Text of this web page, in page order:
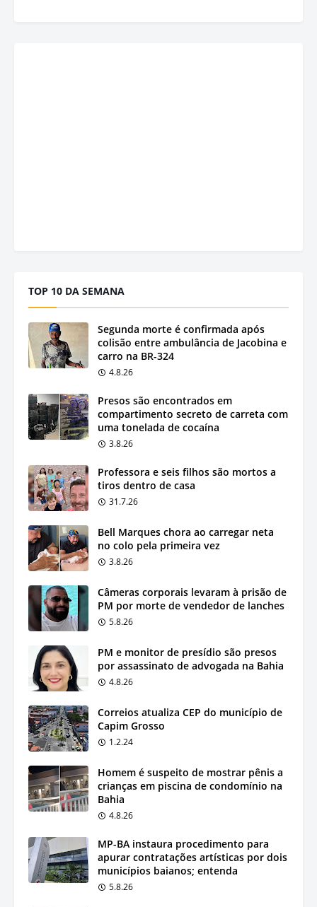
TOP 10 DA SEMANA
Segunda morte é confirmada após
colisão entre ambulância de Jacobina e
carro na BR-324
4.8.26
Presos são encontrados em
compartimento secreto de carreta com
uma tonelada de cocaína
3.8.26
Professora e seis filhos são mortos a
tiros dentro de casa
31.7.26
Bell Marques chora ao carregar neta
no colo pela primeira vez
3.8.26
Câmeras corporais levaram à prisão de
PM por morte de vendedor de lanches
5.8.26
PM e monitor de presídio são presos
por assassinato de advogada na Bahia
4.8.26
Correios atualiza CEP do município de
Capim Grosso
1.2.24
Homem é suspeito de mostrar pênis a
crianças em piscina de condomínio na
Bahia
4.8.26
MP-BA instaura procedimento para
apurar contratações artísticas por dois
municípios baianos; entenda
5.8.26